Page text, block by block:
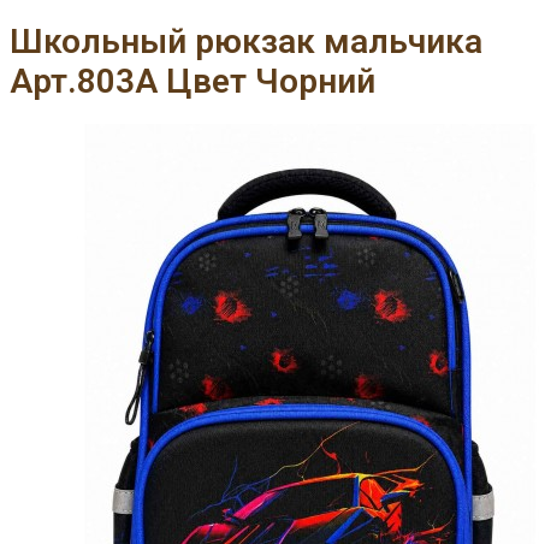
Школьный рюкзак мальчика
Арт.803A Цвет Чорний